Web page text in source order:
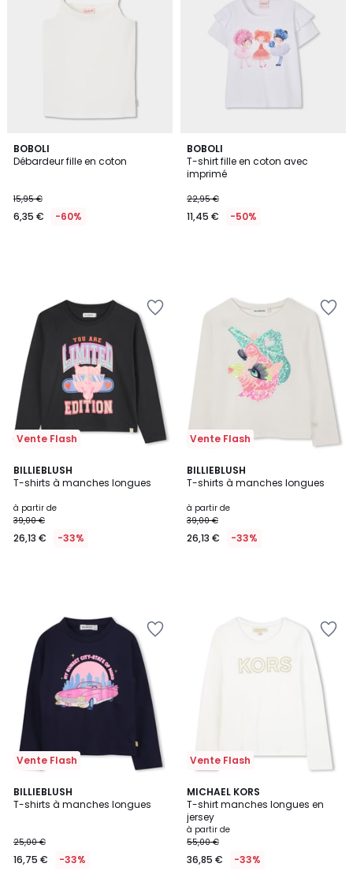
BOBOLI
Débardeur fille en coton
15,95 €
6,35 € -60%
BOBOLI
T-shirt fille en coton avec
imprimé
22,95 €
11,45 € -50%
Vente Flash
BILLIEBLUSH
T-shirts à manches longues
à partir de
39,00 €
26,13 € -33%
Vente Flash
BILLIEBLUSH
T-shirts à manches longues
à partir de
39,00 €
26,13 € -33%
Vente Flash
BILLIEBLUSH
T-shirts à manches longues
25,00 €
16,75 € -33%
Vente Flash
MICHAEL KORS
T-shirt manches longues en
jersey
à partir de
55,00 €
36,85 € -33%
2
Couleurs